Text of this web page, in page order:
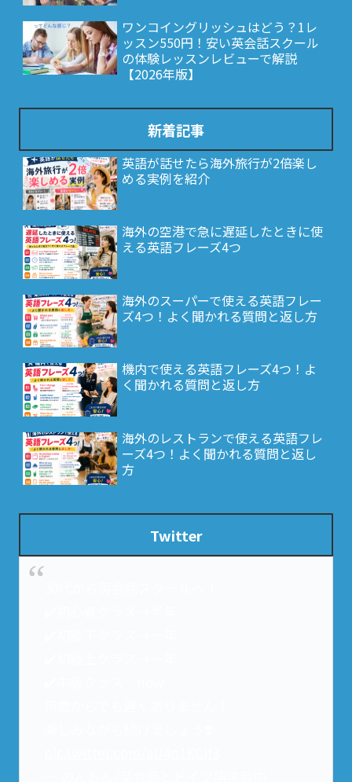
ワンコイングリッシュはどう？1レ
ッスン550円！安い英会話スクール
の体験レッスンレビューで解説
【2026年版】
新着記事
英語が話せたら海外旅行が2倍楽し
める実例を紹介
海外の空港で急に遅延したときに使
える英語フレーズ4つ
海外のスーパーで使える英語フレー
ズ4つ！よく聞かれる質問と返し方
機内で使える英語フレーズ4つ！よ
く聞かれる質問と返し方
海外のレストランで使える英語フレ
ーズ4つ！よく聞かれる質問と返し
方
Twitter